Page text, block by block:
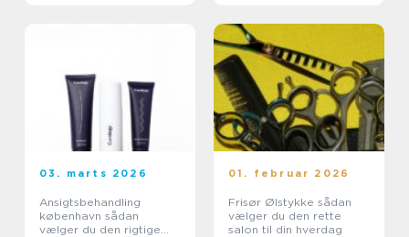
03. marts 2026
Ansigtsbehandling
københavn sådan
vælger du den rigtige
01. februar 2026
Frisør Ølstykke sådan
vælger du den rette
salon til din hverdag